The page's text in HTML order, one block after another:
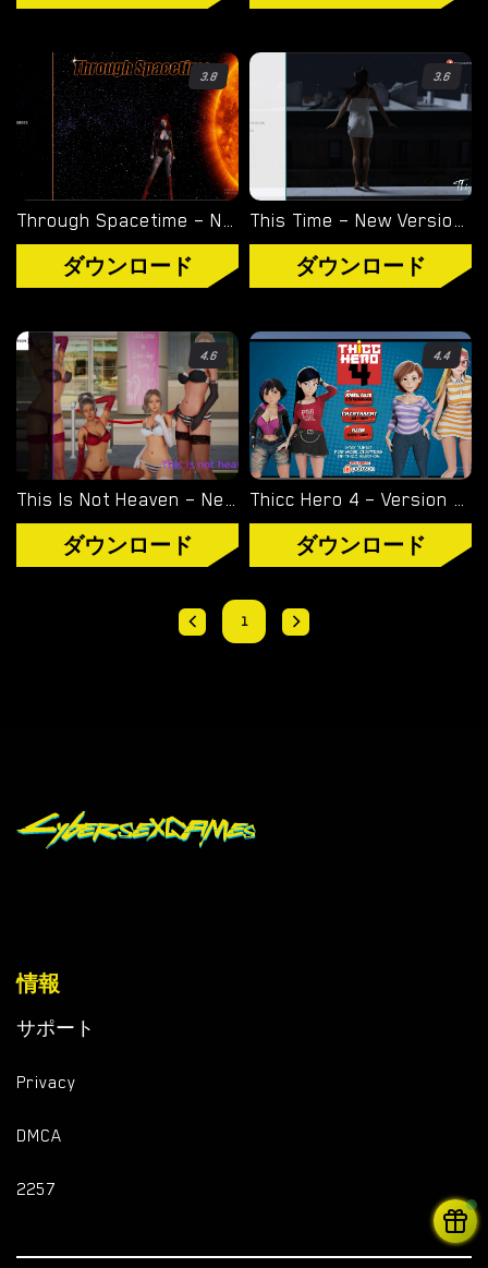
カテゴリー
BDSM
ヘンタイ
熟女
オーバーウォッチ
ディミトレスク夫人
バイオハザード
ビジュアルノベル
3.8
Through Spacetime – New Final Version 1.0 (Full Game) [Empiric]
ダウンロード
3.6
This Time – New Version 2306 [ApocalypseToday]
ダウンロード
4.6
This Is Not Heaven – New Final Update 4 [Altered Vision]
ダウンロード
4.4
Thicc Hero 4 – Version 0.1 [Crisisbeat]
ダウンロード
1
情報
サポート
Privacy
DMCA
2257